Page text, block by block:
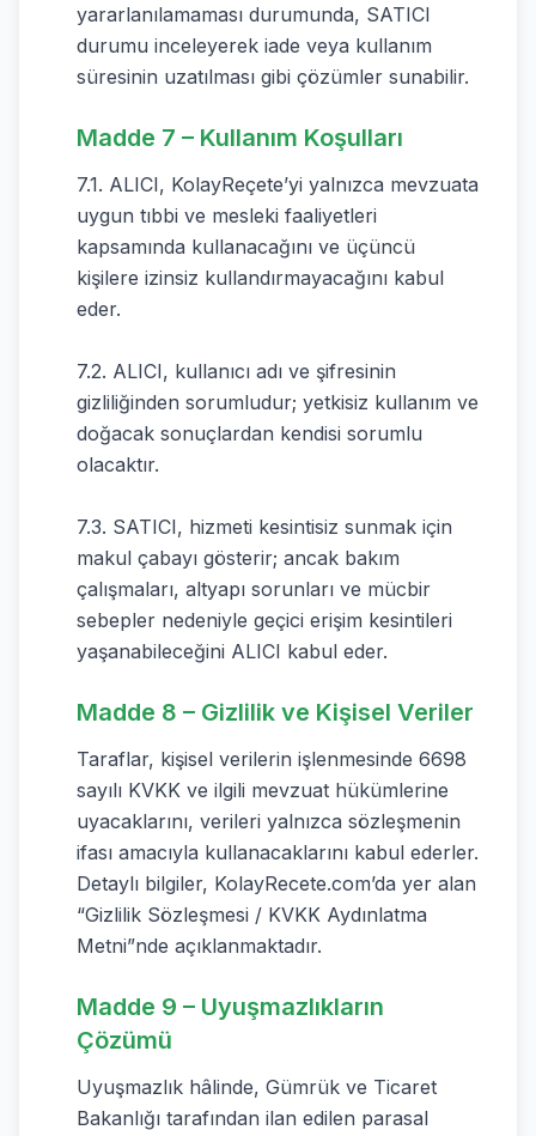
yararlanılamaması durumunda, SATICI
durumu inceleyerek iade veya kullanım
süresinin uzatılması gibi çözümler sunabilir.
Madde 7 – Kullanım Koşulları
7.1. ALICI, KolayReçete’yi yalnızca mevzuata
uygun tıbbi ve mesleki faaliyetleri
kapsamında kullanacağını ve üçüncü
kişilere izinsiz kullandırmayacağını kabul
eder.
7.2. ALICI, kullanıcı adı ve şifresinin
gizliliğinden sorumludur; yetkisiz kullanım ve
doğacak sonuçlardan kendisi sorumlu
olacaktır.
7.3. SATICI, hizmeti kesintisiz sunmak için
makul çabayı gösterir; ancak bakım
çalışmaları, altyapı sorunları ve mücbir
sebepler nedeniyle geçici erişim kesintileri
yaşanabileceğini ALICI kabul eder.
Madde 8 – Gizlilik ve Kişisel Veriler
Taraflar, kişisel verilerin işlenmesinde 6698
sayılı KVKK ve ilgili mevzuat hükümlerine
uyacaklarını, verileri yalnızca sözleşmenin
ifası amacıyla kullanacaklarını kabul ederler.
Detaylı bilgiler, KolayRecete.com’da yer alan
“Gizlilik Sözleşmesi / KVKK Aydınlatma
Metni”nde açıklanmaktadır.
Madde 9 – Uyuşmazlıkların
Çözümü
Uyuşmazlık hâlinde, Gümrük ve Ticaret
Bakanlığı tarafından ilan edilen parasal